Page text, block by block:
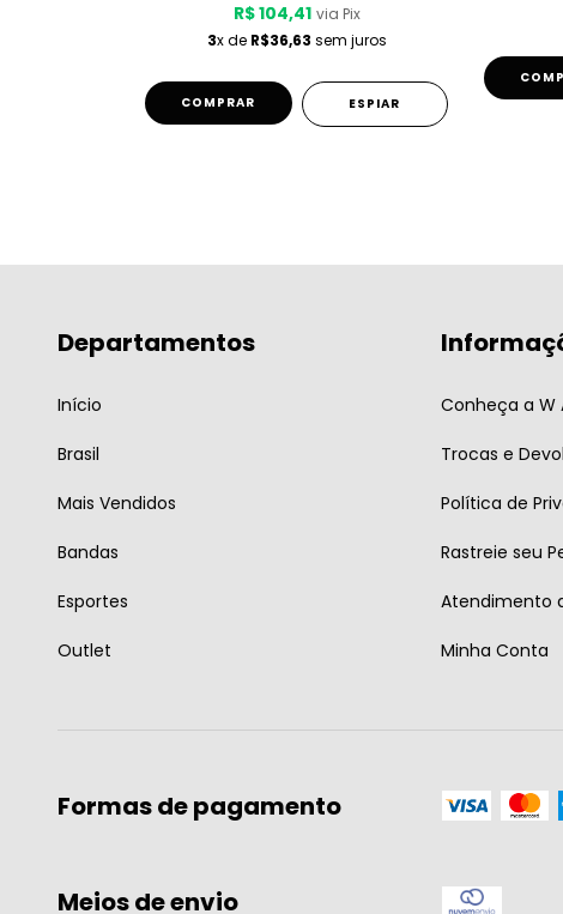
R$ 104,41 via Pix
3x de R$36,63 sem juros
ESPIAR
Departamentos
Início
Brasil
Mais Vendidos
Bandas
Esportes
Outlet
Conheça a W
Trocas e
Política de
Rastreie seu
Atendimento
Minha Conta
Formas de pagamento
Meios de envio